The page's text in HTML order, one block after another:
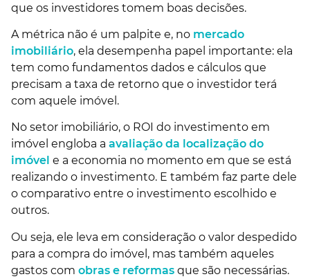
que os investidores tomem boas decisões.
A métrica não é um palpite e, no mercado
imobiliário, ela desempenha papel importante: ela
tem como fundamentos dados e cálculos que
precisam a taxa de retorno que o investidor terá
com aquele imóvel.
No setor imobiliário, o ROI do investimento em
imóvel engloba a avaliação da localização do
imóvel e a economia no momento em que se está
realizando o investimento. E também faz parte dele
o comparativo entre o investimento escolhido e
outros.
Ou seja, ele leva em consideração o valor despedido
para a compra do imóvel, mas também aqueles
gastos com obras e reformas que são necessárias.